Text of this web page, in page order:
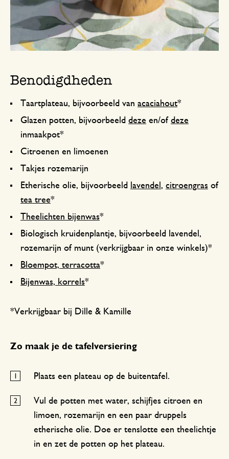
Benodigdheden
Taartplateau, bijvoorbeeld van acaciahout*
Glazen potten, bijvoorbeeld deze en/of deze
inmaakpot*
Citroenen en limoenen
Takjes rozemarijn
Etherische olie, bijvoorbeeld
lavendel , citroengras of
tea tree*
Theelichten bijenwas*
Biologisch kruidenplantje, bijvoorbeeld lavendel,
rozemarijn of munt (verkrijgbaar in onze winkels)*
Bloempot, terracotta*
Bijenwas, korrels*
*Verkrijgbaar bij Dille & Kamille
Zo maak je de tafelversiering
Plaats een plateau op de buitentafel.
Vul de potten met water, schijfjes citroen en
limoen, rozemarijn en een paar druppels
etherische olie. Doe er tenslotte een theelichtje
in en zet de potten op het plateau.